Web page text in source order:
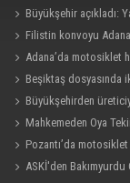
yerine sevk edildi
Büyükşehir açıkladı:
Filistin konvoyu
Adana’da motosiklet
verecektim”
Beşiktaş dosyasında
bırakıldı
Büyükşehirden
Mahkemeden Oya
Pozantı’da motosiklet
hayatını kaybetti
ASKİ'den